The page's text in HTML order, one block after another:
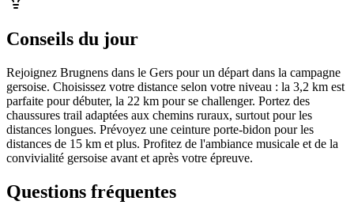
Conseils du jour
Rejoignez Brugnens dans le Gers pour un départ dans la campagne
gersoise. Choisissez votre distance selon votre niveau : la 3,2 km est
parfaite pour débuter, la 22 km pour se challenger. Portez des
chaussures trail adaptées aux chemins ruraux, surtout pour les
distances longues. Prévoyez une ceinture porte-bidon pour les
distances de 15 km et plus. Profitez de l'ambiance musicale et de la
convivialité gersoise avant et après votre épreuve.
Questions fréquentes